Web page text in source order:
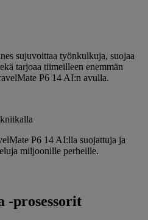
sujuvoittaa työnkulkuja, suojaa
tarjoaa tiimeilleen enemmän
P6 14 AI:n avulla.
P6 14 AI:lla suojattuja ja
miljoonille perheille.
prosessorit